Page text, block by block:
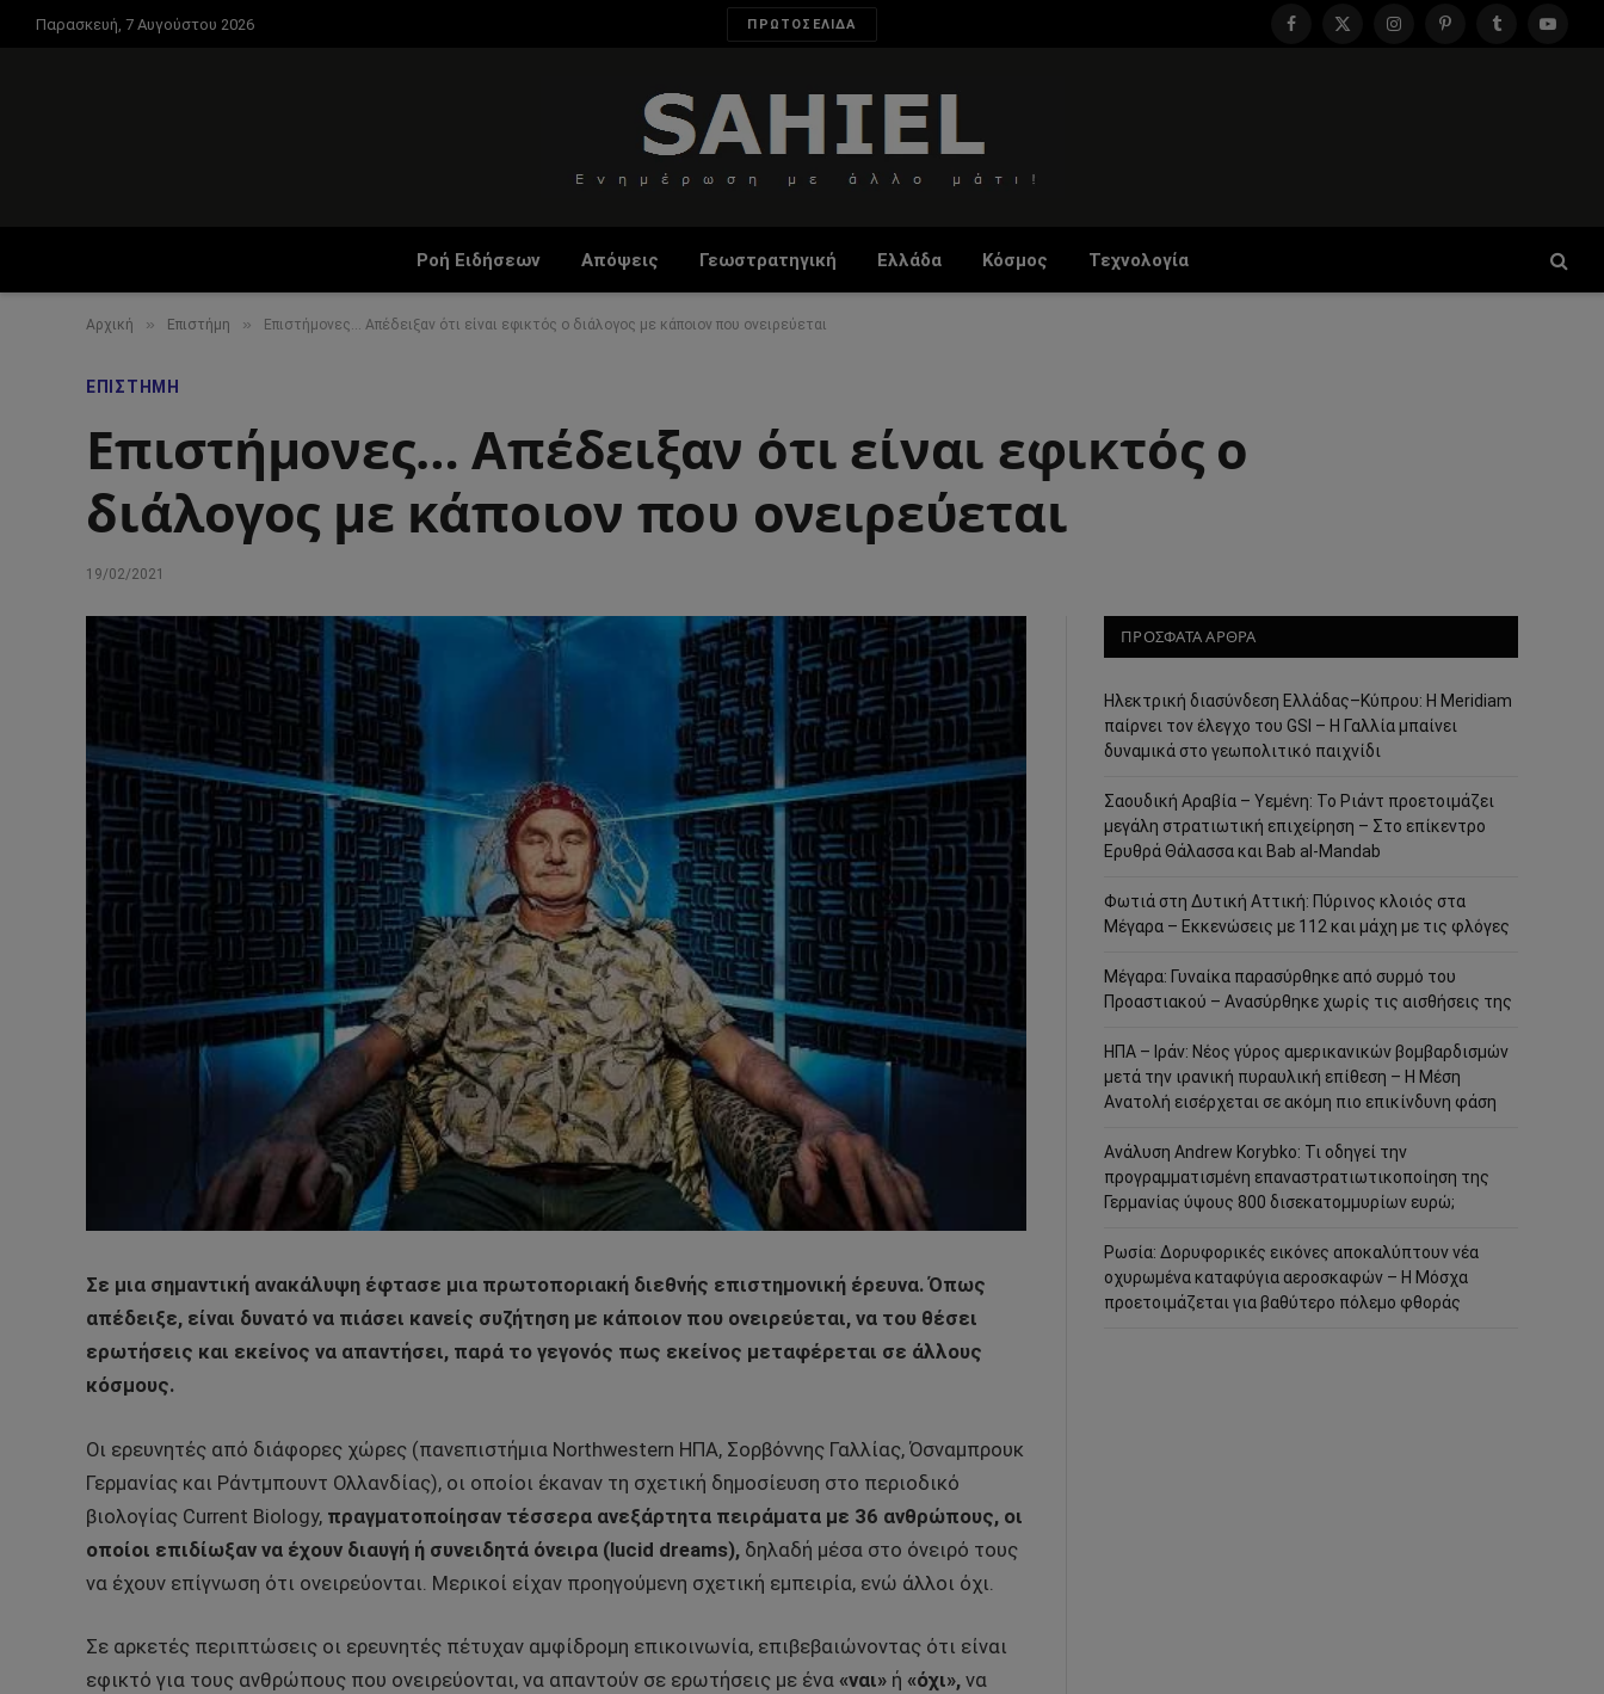
Παρασκευή, 7 Αυγούστου 2026 ΠΡΩΤΟΣΕΛΙΔΑ
Facebook
X
InstagramPinterestTumblr
Ροή Ειδήσεων Απόψεις Γεωστρατηγική Ελλάδα Κόσμος Τεχνολογία
Αρχική » Επιστήμη » Επιστήμονες… Απέδειξαν ότι είναι εφικτός ο διάλογος με κάποιον που ονειρεύεται
ΕΠΙΣΤΉΜΗ
Επιστήμονες… Απέδειξαν ότι είναι εφικτός ο
διάλογος με κάποιον που ονειρεύεται
19/02/2021
Σε μια σημαντική ανακάλυψη έφτασε μια πρωτοποριακή διεθνής επιστημονική έρευνα. Όπως
απέδειξε, είναι δυνατό να πιάσει κανείς συζήτηση με κάποιον που ονειρεύεται, να του θέσει
ερωτήσεις και εκείνος να απαντήσει, παρά το γεγονός πως εκείνος μεταφέρεται σε άλλους
κόσμους.
Οι ερευνητές από διάφορες χώρες (πανεπιστήμια Northwestern ΗΠΑ, Σορβόννης Γαλλίας, Όσναμπρουκ
Γερμανίας και Ράντμπουντ Ολλανδίας), οι οποίοι έκαναν τη σχετική δημοσίευση στο περιοδικό
βιολογίας Current Biology, πραγματοποίησαν τέσσερα ανεξάρτητα πειράματα με 36 ανθρώπους, οι
οποίοι επιδίωξαν να έχουν διαυγή ή συνειδητά όνειρα (lucid dreams), δηλαδή μέσα στο όνειρό τους
να έχουν επίγνωση ότι ονειρεύονται. Μερικοί είχαν προηγούμενη σχετική εμπειρία, ενώ άλλοι όχι.
Σε αρκετές περιπτώσεις οι ερευνητές πέτυχαν αμφίδρομη επικοινωνία, επιβεβαιώνοντας ότι είναι
εφικτό για τους ανθρώπους που ονειρεύονται, να απαντούν σε ερωτήσεις με ένα «ναι» ή «όχι», να
ΠΡΟΣΦΑΤΑ ΑΡΘΡΑ
Ηλεκτρική διασύνδεση Ελλάδας–Κύπρου: Η Meridiam
παίρνει τον έλεγχο του GSI – Η Γαλλία μπαίνει
δυναμικά στο γεωπολιτικό παιχνίδι
Σαουδική Αραβία – Υεμένη: Το Ριάντ προετοιμάζει
μεγάλη στρατιωτική επιχείρηση – Στο επίκεντρο
Ερυθρά Θάλασσα και Bab al-Mandab
Φωτιά στη Δυτική Αττική: Πύρινος κλοιός στα
Μέγαρα – Εκκενώσεις με 112 και μάχη με τις φλόγες
Μέγαρα: Γυναίκα παρασύρθηκε από συρμό του
Προαστιακού – Ανασύρθηκε χωρίς τις αισθήσεις της
ΗΠΑ – Ιράν: Νέος γύρος αμερικανικών βομβαρδισμών
μετά την ιρανική πυραυλική επίθεση – Η Μέση
Ανατολή εισέρχεται σε ακόμη πιο επικίνδυνη φάση
Ανάλυση Andrew Korybko: Τι οδηγεί την
προγραμματισμένη επαναστρατιωτικοποίηση της
Γερμανίας ύψους 800 δισεκατομμυρίων ευρώ;
Ρωσία: Δορυφορικές εικόνες αποκαλύπτουν νέα
οχυρωμένα καταφύγια αεροσκαφών – Η Μόσχα
προετοιμάζεται για βαθύτερο πόλεμο φθοράς